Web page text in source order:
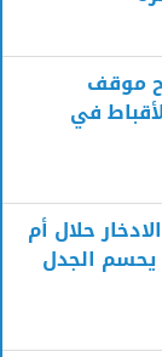
موقف
في
حلال أم
يحسم الجدل